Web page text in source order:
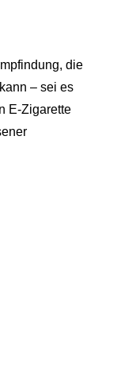
die
– sei es
E-Zigarette